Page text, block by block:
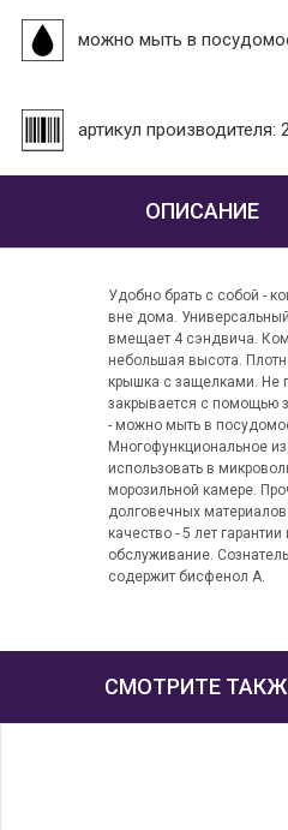
можно мыть в
артикул производителя:
ОПИСАНИЕ
Удобно брать с собой -
вне дома.
вмещает 4 сэндвича.
небольшая высота.
крышка с защелками. Не
закрывается с помощью
- можно мыть в
Многофункциональное
использовать в
морозильной камере.
долговечных
качество - 5 лет
обслуживание.
содержит бисфенол А.
СМОТРИТЕ